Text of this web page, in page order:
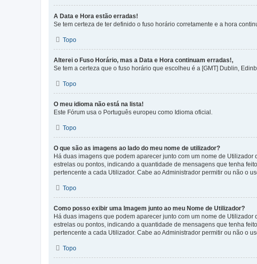
A Data e Hora estão erradas!
Se tem certeza de ter definido o fuso horário corretamente e a hora
Topo
Alterei o Fuso Horário, mas a Data e Hora continuam erradas!,
Se tem a certeza que o fuso horário que escolheu é a [GMT] Dublin,
Topo
O meu idioma não está na lista!
Este Fórum usa o Português europeu como Idioma oficial.
Topo
O que são as imagens ao lado do meu nome de utilizador?
Há duas imagens que podem aparecer junto com um nome de
estrelas ou pontos, indicando a quantidade de mensagens que tenha
pertencente a cada Utilizador. Cabe ao Administrador permitir ou não o
Topo
Como posso exibir uma Imagem junto ao meu Nome de Utilizador?
Há duas imagens que podem aparecer junto com um nome de
estrelas ou pontos, indicando a quantidade de mensagens que tenha
pertencente a cada Utilizador. Cabe ao Administrador permitir ou não o
Topo